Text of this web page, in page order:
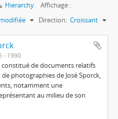
Hierarchy
Affichage :
Direction: Croissant
- 1990
de documents relatifs
de photographies de José Sporck,
notamment une
au milieu de son